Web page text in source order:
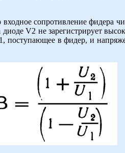
сопротивление фидера
V2 не зарегистрирует
в фидер, и